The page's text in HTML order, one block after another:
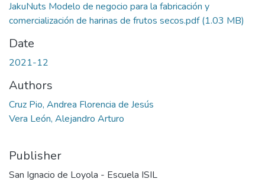
JakuNuts Modelo de negocio para la fabricación y
comercialización de harinas de frutos secos.pdf(1.03 MB)
Date
2021-12
Authors
Cruz Pio, Andrea Florencia de Jesús
Vera León, Alejandro Arturo
Publisher
San Ignacio de Loyola - Escuela ISIL